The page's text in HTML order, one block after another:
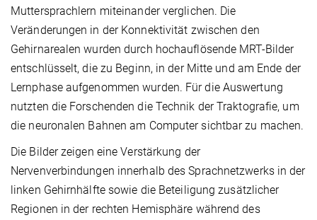
Muttersprachlern miteinander verglichen. Die
Veränderungen in der Konnektivität zwischen den
Gehirnarealen wurden durch hochauflösende MRT-Bilder
entschlüsselt, die zu Beginn, in der Mitte und am Ende der
Lernphase aufgenommen wurden. Für die Auswertung
nutzten die Forschenden die Technik der Traktografie, um
die neuronalen Bahnen am Computer sichtbar zu machen.
Die Bilder zeigen eine Verstärkung der
Nervenverbindungen innerhalb des Sprachnetzwerks in der
linken Gehirnhälfte sowie die Beteiligung zusätzlicher
Regionen in der rechten Hemisphäre während des